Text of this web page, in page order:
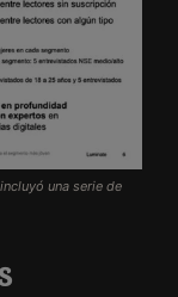
una serie de